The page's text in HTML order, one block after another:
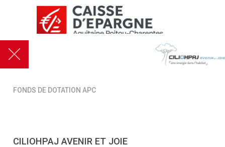
FONDS DE DOTATION APC
CILIOHPAJ AVENIR ET JOIE